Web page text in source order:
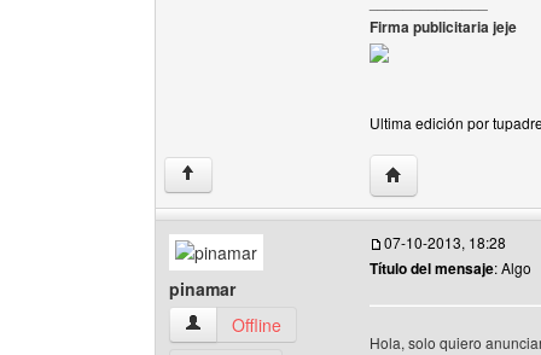
Firma publicitaria jeje
Ultima edición por
↑ Visitar sitio web del
pinamar
pinamar Ver perfil del usuario
Offline
07-10-2013, 18:28
Título del mensaje: Algo
Hola, solo quiero